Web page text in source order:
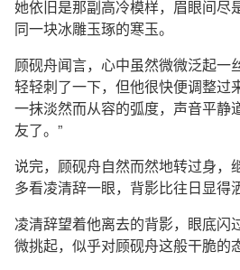
她依旧是那副高冷模样，眉眼间尽
同一块冰雕玉琢的寒玉。
顾砚舟闻言，心中虽然微微泛起一
轻轻刺了一下，但他很快便调整过
一抹淡然而从容的弧度，声音平静
友了。”
说完，顾砚舟自然而然地转过身，
多看凌清辞一眼，背影比往日显得
凌清辞望着他离去的背影，眼底闪
微挑起，似乎对顾砚舟这般干脆的